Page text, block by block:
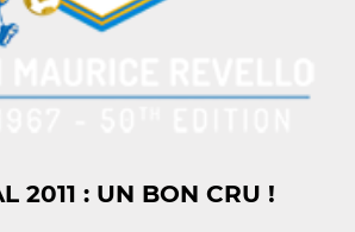
2011 : UN BON CRU !